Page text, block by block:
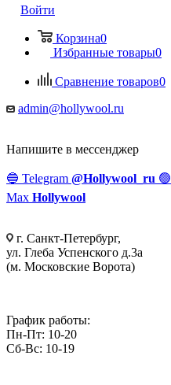
Войти
Корзина0
Избранные товары0
Сравнение товаров0
admin@hollywool.ru
Напишите в мессенджер
🔵 Telegram @Hollywool_ru 🟢
Max Hollywool
г. Санкт-Петербург,
ул. Глеба Успенского д.3а
(м. Московские Ворота)
График работы:
Пн-Пт: 10-20
Сб-Вс: 10-19